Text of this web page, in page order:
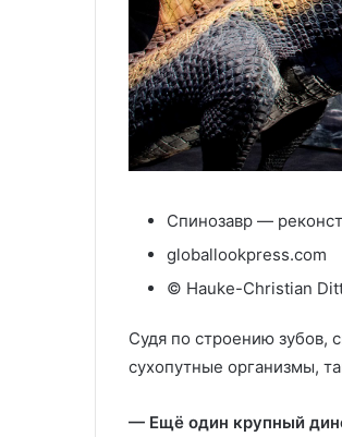
Спинозавр —
globallookpress.com
© Hauke-Christian
Судя по строению зубов,
сухопутные организмы,
— Ещё один крупный